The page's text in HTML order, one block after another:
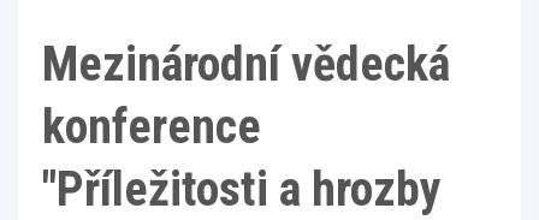
Mezinárodní vědecká
konference
"Příležitosti a hrozby